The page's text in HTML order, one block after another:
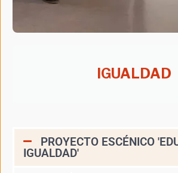
IGUALDAD
PROYECTO ESCÉNICO
IGUALDAD'